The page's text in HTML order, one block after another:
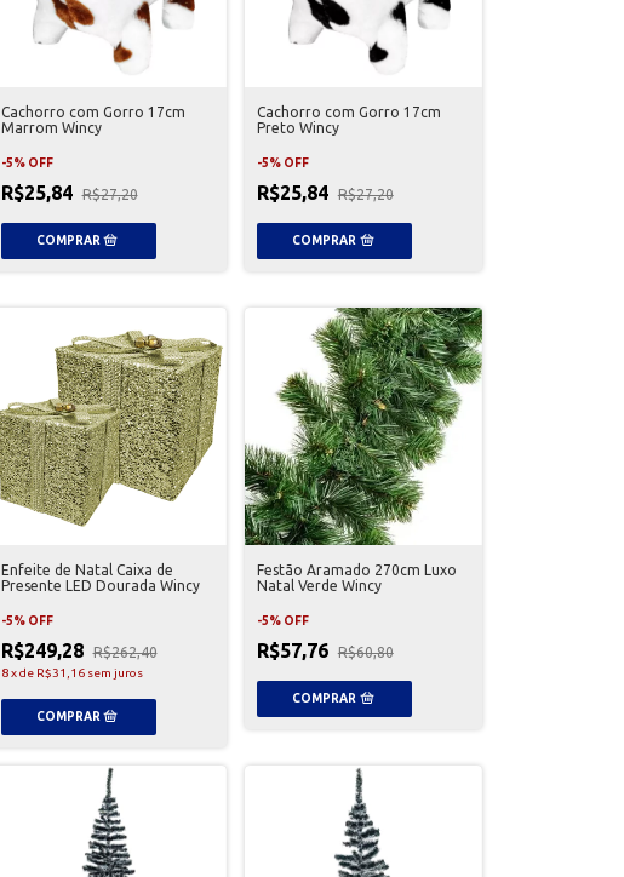
Cachorro com Gorro 17cm
Marrom Wincy
-5% OFF
R$25,84 R$27,20
Cachorro com Gorro 17cm
Preto Wincy
-5% OFF
R$25,84 R$27,20
Enfeite de Natal Caixa de
Presente LED Dourada Wincy
-5% OFF
R$249,28 R$262,40
8 xde R$31,16 sem juros
Festão Aramado 270cm Luxo
Natal Verde Wincy
-5% OFF
R$57,76 R$60,80